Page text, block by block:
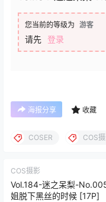
您当前的等级为 游客
请先 登录
海报分享 收藏
COSER COS
COS摄影
Vol.184-迷之呆梨-
姐脱下黑丝的时候 [17P]